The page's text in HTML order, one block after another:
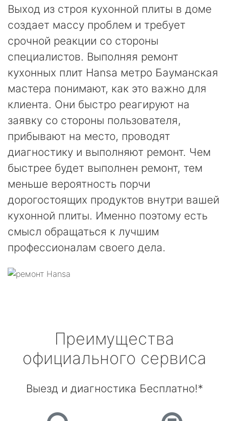
Выход из строя кухонной плиты в доме
создает массу проблем и требует
срочной реакции со стороны
специалистов. Выполняя ремонт
кухонных плит Hansa метро Бауманская
мастера понимают, как это важно для
клиента. Они быстро реагируют на
заявку со стороны пользователя,
прибывают на место, проводят
диагностику и выполняют ремонт. Чем
быстрее будет выполнен ремонт, тем
меньше вероятность порчи
дорогостоящих продуктов внутри вашей
кухонной плиты. Именно поэтому есть
смысл обращаться к лучшим
профессионалам своего дела.
Преимущества
официального сервиса
Выезд и диагностика Бесплатно!*